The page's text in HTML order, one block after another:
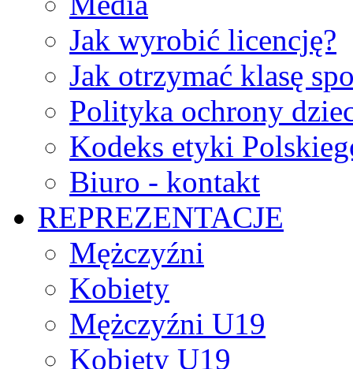
Jak wyrobić licencję?
Jak otrzymać klasę
Polityka ochrony
Kodeks etyki
Biuro - kontakt
REPREZENTACJE
Mężczyźni
Kobiety
Mężczyźni U19
Kobiety U19